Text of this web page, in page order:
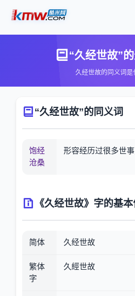
“久经世故”
久经世故的同义词是
“久经世故”的同义词
饱经
沧桑
形容经历过很多世事
《久经世故》字的基
简体 久经世故
繁体
字
久經世故